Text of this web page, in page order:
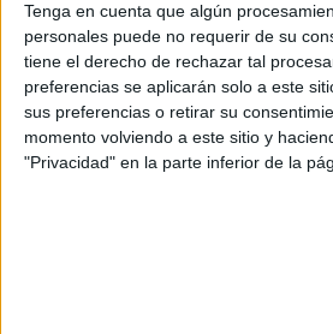
Tenga en cuenta que algún
personales puede no requerir de su
tiene el derecho de rechazar tal
preferencias se aplicarán solo a este
sus preferencias o retirar su
momento volviendo a este sitio y
"Privacidad" en la parte inferior de la
Términos y Condiciones
Aceptolos Términos y Condiciones